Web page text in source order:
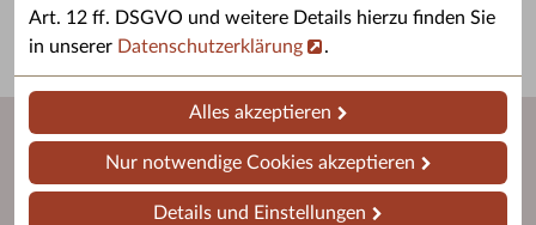
Art. 12 ff. DSGVO und weitere Details hierzu finden Sie
in unserer Datenschutzerklärung .
Alles akzeptieren
Nur notwendige Cookies akzeptieren
Details und Einstellungen